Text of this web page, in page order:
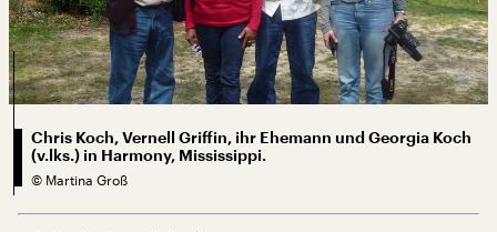
Chris Koch, Vernell Griffin, ihr Ehemann und Georgia Koch
(v.lks.) in Harmony, Mississippi.
© Martina Groß